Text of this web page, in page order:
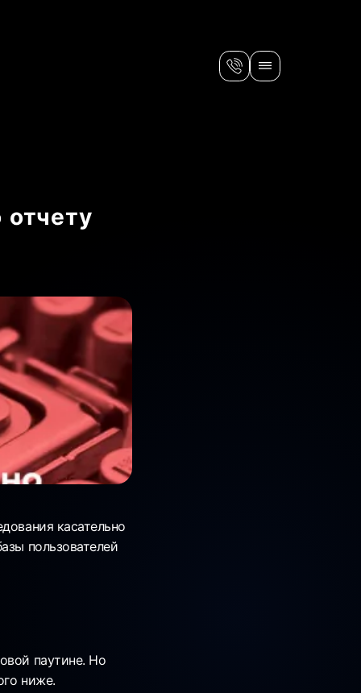
отчету
касательно
пользователей
паутине. Но
ниже.